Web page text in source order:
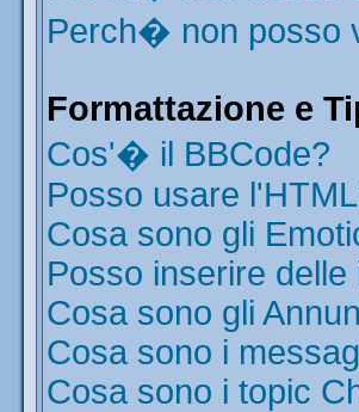
Perch� non posso
Formattazione e
Cos'� il BBCode?
Posso usare
Cosa sono gli
Posso inserire delle
Cosa sono gli
Cosa sono i
Cosa sono i topic